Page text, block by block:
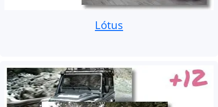
Lótus